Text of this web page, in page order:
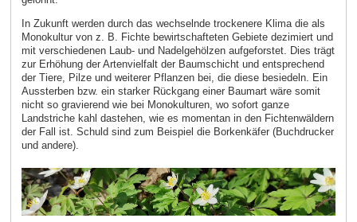
In Zukunft werden durch das wechselnde trockenere Klima die als
Monokultur von z. B. Fichte bewirtschafteten Gebiete dezimiert und
mit verschiedenen Laub- und Nadelgehölzen aufgeforstet. Dies trägt
zur Erhöhung der Artenvielfalt der Baumschicht und entsprechend
der Tiere, Pilze und weiterer Pflanzen bei, die diese besiedeln. Ein
Aussterben bzw. ein starker Rückgang einer Baumart wäre somit
nicht so gravierend wie bei Monokulturen, wo sofort ganze
Landstriche kahl dastehen, wie es momentan in den Fichtenwäldern
der Fall ist. Schuld sind zum Beispiel die Borkenkäfer (Buchdrucker
und andere).